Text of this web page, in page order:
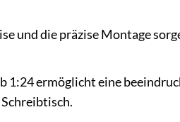
und die präzise Montage
1:24 ermöglicht eine